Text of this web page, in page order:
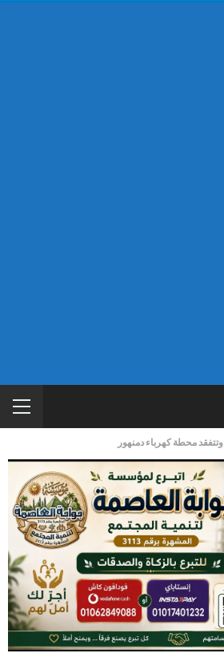
وتتفقد محطة كهرباء دمنهور